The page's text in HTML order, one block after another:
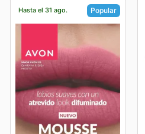
Hasta el 31 ago. Popular